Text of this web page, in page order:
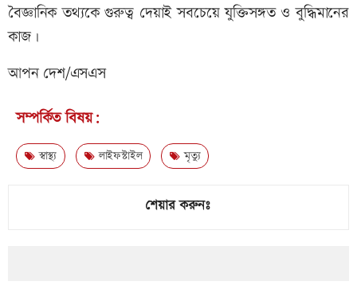
বৈজ্ঞানিক তথ্যকে গুরুত্ব দেয়াই সবচেয়ে যুক্তিসঙ্গত ও বুদ্ধিমানের
কাজ।
আপন দেশ/এসএস
সম্পর্কিত বিষয়:
স্বাস্থ্য লাইফস্টাইল মৃত্যু
শেয়ার করুনঃ